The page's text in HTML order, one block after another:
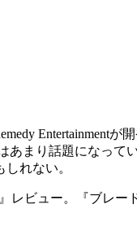
Entertainment
あまり話題になっ
れない。